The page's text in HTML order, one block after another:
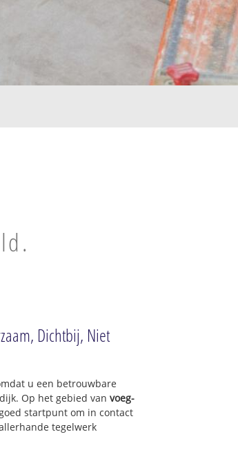
Dichtbij, Niet
u een betrouwbare
Op het gebied van voeg-
startpunt om in contact
tegelwerk